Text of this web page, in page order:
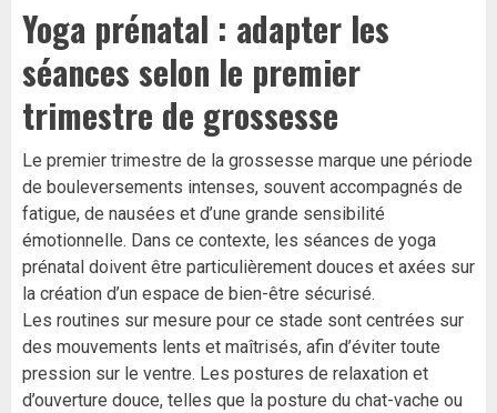
Yoga prénatal : adapter les
séances selon le premier
trimestre de grossesse
Le premier trimestre de la grossesse marque une période
de bouleversements intenses, souvent accompagnés de
fatigue, de nausées et d’une grande sensibilité
émotionnelle. Dans ce contexte, les séances de yoga
prénatal doivent être particulièrement douces et axées sur
la création d’un espace de bien-être sécurisé.
Les routines sur mesure pour ce stade sont centrées sur
des mouvements lents et maîtrisés, afin d’éviter toute
pression sur le ventre. Les postures de relaxation et
d’ouverture douce, telles que la posture du chat-vache ou